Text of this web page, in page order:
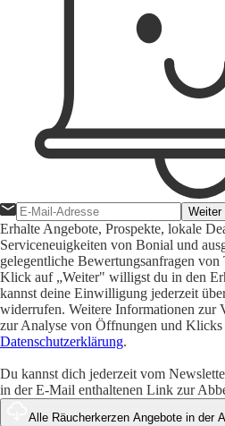
Weiter
Erhalte Angebote, Prospekte, lokale
Serviceneuigkeiten von Bonial und
gelegentliche Bewertungsanfragen
Klick auf „Weiter" willigst du in den
kannst deine Einwilligung jederzeit
widerrufen. Weitere Informationen zur
zur Analyse von Öffnungen und Klicks
Datenschutzerklärung.
Du kannst dich jederzeit vom
in der E-Mail enthaltenen Link zur
Alle Räucherkerzen Angebote in der